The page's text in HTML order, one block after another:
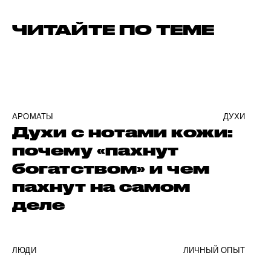
ЧИТАЙТЕ ПО ТЕМЕ
АРОМАТЫ ДУХИ
Духи с нотами кожи:
почему «пахнут
богатством» и чем
пахнут на самом
деле
ЛЮДИ ЛИЧНЫЙ ОПЫТ